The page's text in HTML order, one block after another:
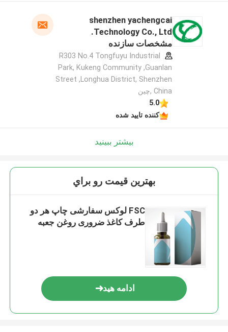
shenzhen yachengcai
Technology Co., Ltd.
مشخصات سازنده
R303 No.4 Tongfuyu Industrial
Park, Kukeng Community ,Guanlan
Street ,Longhua District, Shenzhen
China ,چین
5.0
کننده تایید شده
بیشتر ببینید
بهترين قيمت رو براي
FSC لوکس سفارشی چاپ هر دو
طرف کاغذ ضروری روغن جعبه
ادامه هید